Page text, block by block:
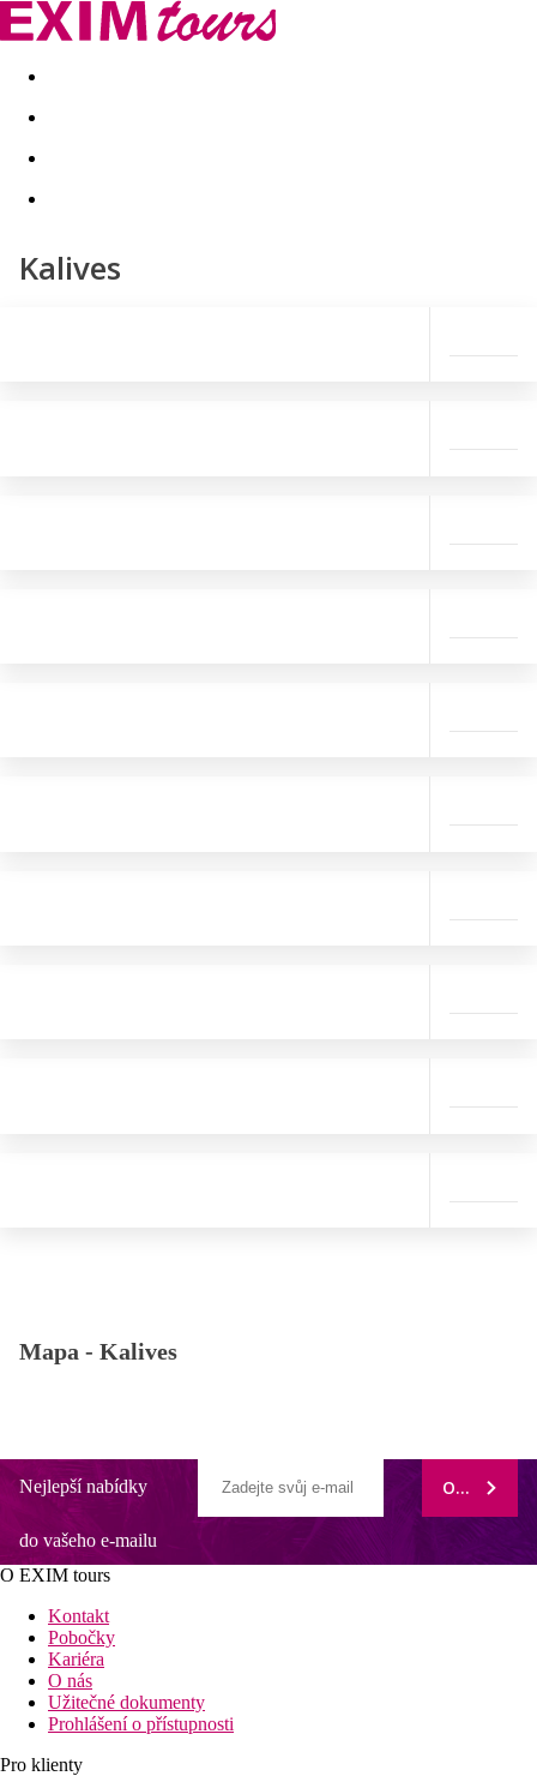
Akční nabídky Last minute
Kalives
Mapa - Kalives
Nejlepší nabídky
do vašeho e-mailu
ODEBÍRAT
O EXIM tours
Kontakt
Pobočky
Kariéra
O nás
Užitečné dokumenty
Prohlášení o přístupnosti
Pro klienty